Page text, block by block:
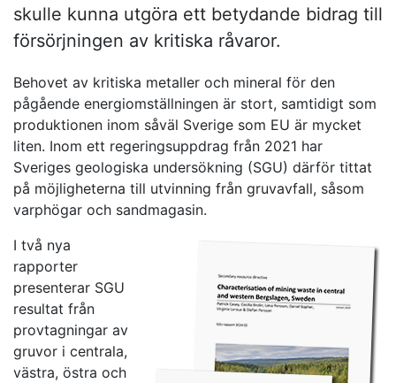
skulle kunna utgöra ett betydande bidrag till
försörjningen av kritiska råvaror.
Behovet av kritiska metaller och mineral för den
pågående energiomställningen är stort, samtidigt som
produktionen inom såväl Sverige som EU är mycket
liten. Inom ett regeringsuppdrag från 2021 har
Sveriges geologiska undersökning (SGU) därför tittat
på möjligheterna till utvinning från gruvavfall, såsom
varphögar och sandmagasin.
I två nya
rapporter
presenterar SGU
resultat från
provtagningar av
gruvor i centrala,
västra, östra och